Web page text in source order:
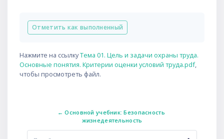
Отметить как выполненный
Нажмите на ссылкуТема 01. Цель и задачи охраны труда.
Основные понятия. Критерии оценки условий труда.pdf,
чтобы просмотреть файл.
← Основной учебник: Безопасность
жизнедеятельность